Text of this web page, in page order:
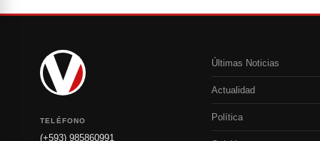
TELÉFONO
(+593) 985860991
Últimas Noticias
Actualidad
Política